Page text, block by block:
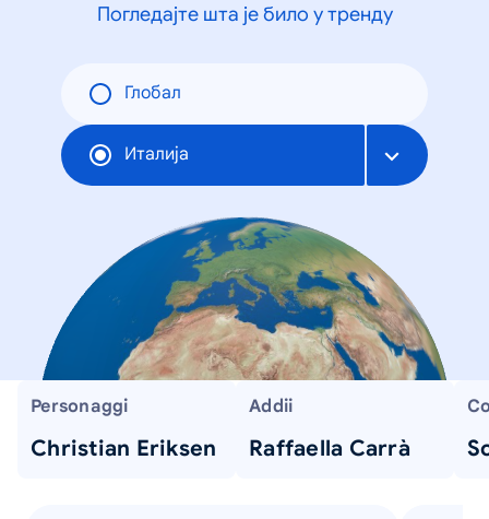
Погледајте шта је било у тренду
Глобал
Италија
Personaggi
Christian Eriksen
Addii
Raffaella Carrà